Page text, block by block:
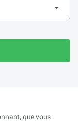
que vous